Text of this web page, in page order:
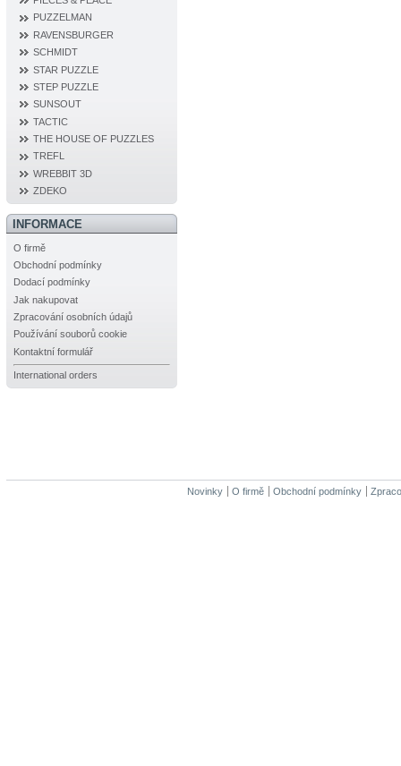
PUZZELMAN
RAVENSBURGER
SCHMIDT
STAR PUZZLE
STEP PUZZLE
SUNSOUT
TACTIC
THE HOUSE OF PUZZLES
TREFL
WREBBIT 3D
ZDEKO
INFORMACE
O firmě
Obchodní podmínky
Dodací podmínky
Jak nakupovat
Zpracování osobních údajů
Používání souborů cookie
Kontaktní formulář
International orders
Novinky O firmě Obchodní podmínky